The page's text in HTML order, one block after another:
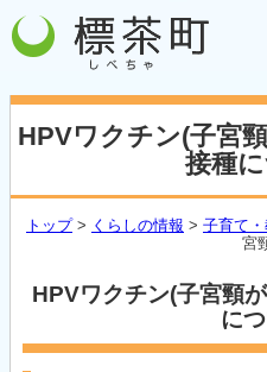
HPVワクチン(子宮
接種
トップ> くらしの情報 > 子育て
宮
HPVワクチン(子宮頸
に